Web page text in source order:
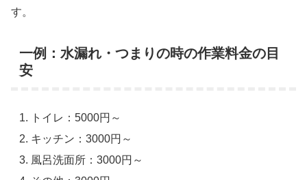
す。
一例：水漏れ・つまりの時の作業料金の目
安
トイレ：5000円～
キッチン：3000円～
風呂洗面所：3000円～